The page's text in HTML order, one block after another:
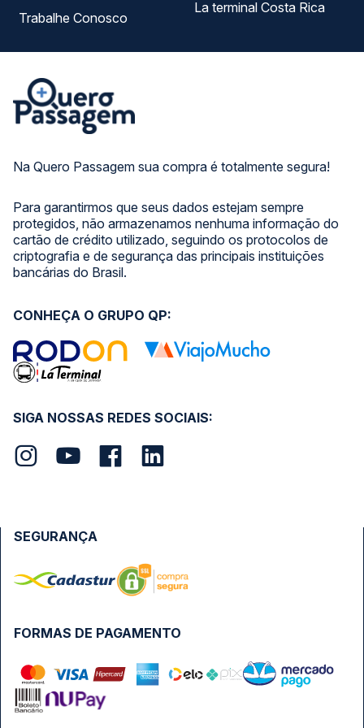
Na Quero Passagem sua compra é totalmente segura!
Para garantirmos que seus dados estejam sempre
protegidos, não armazenamos nenhuma informação do
cartão de crédito utilizado, seguindo os protocolos de
criptografia e de segurança das principais instituições
bancárias do Brasil.
Trabalhe Conosco
La terminal Costa Rica
SIGA NOSSAS REDES SOCIAIS:
CONHEÇA O GRUPO QP:
FORMAS DE PAGAMENTO
SEGURANÇA